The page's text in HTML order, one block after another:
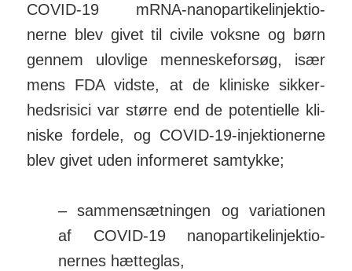
COVID-19 mRNA-nano­par­ti­kel­in­jek­tio­
nerne blev givet til civile voksne og børn
gennem ulov­lige men­nes­ke­forsøg, især
mens FDA vidste, at de kli­niske sik­ker­
heds­risici var større end de po­ten­tielle kli­
niske for­dele, og COVID-19-in­jek­ti­onerne
blev givet uden in­for­meret sam­tykke;
– sam­men­sæt­ningen og varia­tionen
af COVID-19 nano­par­ti­kel­in­jek­tio­
nernes hæt­te­glas,